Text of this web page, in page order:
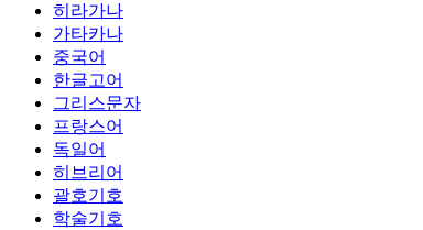
히라가나
가타카나
중국어
한글고어
그리스문자
프랑스어
독일어
히브리어
괄호기호
학술기호